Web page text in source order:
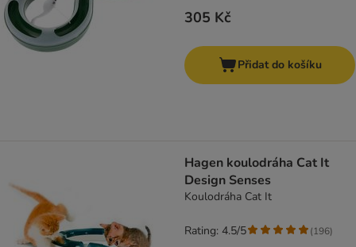
305 Kč
Přidat do košíku
Hagen koulodráha Cat It
Design Senses
Koulodráha Cat It
Rating: 4.5/5 (196)